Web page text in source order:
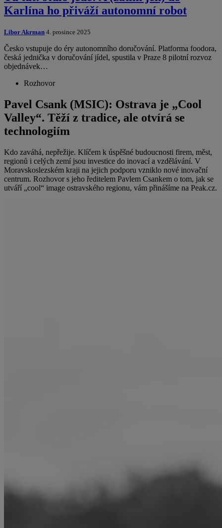
Karlína ho přiváží autonomní robot
Libor Akrman 4. prosince 2025
Česko vstupuje do éry autonomního doručování. Platforma foodora,
česká jednička v doručování jídel, spustila v Praze 8 pilotní rozvoz
objednávek…
Rozhovor
Pavel Csank (MSIC): Ostrava je „Cool
Valley“. Těží z tradice, ale otvírá se
technologiím
Kdo zaváhá, nepřežije. Klíčem k úspěšné budoucnosti firem, měst,
regionů i celých zemí jsou investice do inovací a vzdělávání. V
Moravskoslezském kraji na jejich podporu vzniklo nové inovační
centrum. Rozhovor s jeho ředitelem Pavlem Csankem o tom, jak se
utváří „cool“ image ostravského regionu, vám přinášíme na Peak.cz.